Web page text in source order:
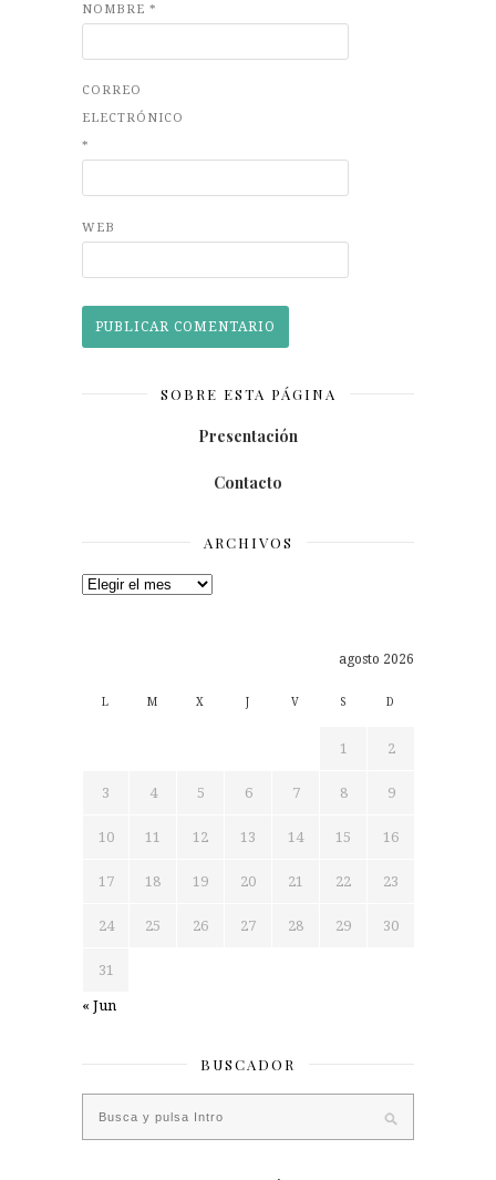
NOMBRE *
CORREO
ELECTRÓNICO
*
WEB
SOBRE ESTA PÁGINA
Presentación
Contacto
ARCHIVOS
Archivos
agosto 2026
L M X J V S D
1 2
3 4 5 6 7 8 9
10 11 12 13 14 15 16
17 18 19 20 21 22 23
24 25 26 27 28 29 30
31
« Jun
BUSCADOR